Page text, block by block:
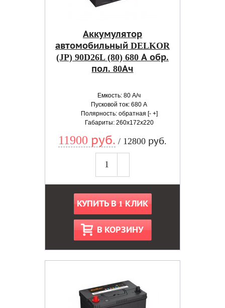
Аккумулятор
автомобильный DELKOR
(JP) 90D26L (80) 680 А обр.
пол. 80Ач
Емкость: 80 А/ч
Пусковой ток: 680 А
Полярность: обратная [- +]
Габариты: 260x172x220
11900 руб. / 12800 руб.
КУПИТЬ В 1 КЛИК
В КОРЗИНУ